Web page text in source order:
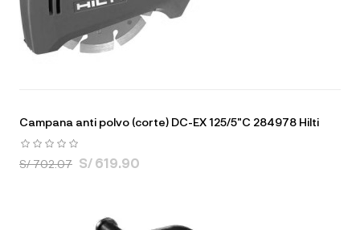
Campana anti polvo (corte) DC-EX 125/5"C 284978 Hilti
S/ 702.07 S/ 619.90